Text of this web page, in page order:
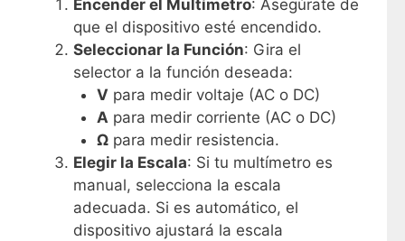
Encender el Multímetro: Asegúrate de
que el dispositivo esté encendido.
Seleccionar la Función: Gira el
selector a la función deseada:
V para medir voltaje (AC o DC)
Apara medir corriente (AC o DC)
Ωpara medir resistencia.
Elegir la Escala: Si tu multímetro es
manual, selecciona la escala
adecuada. Si es automático, el
dispositivo ajustará la escala